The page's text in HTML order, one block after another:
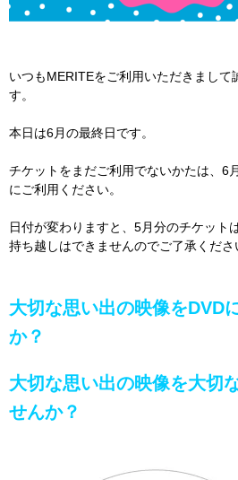
いつもMERITEをご利用いただきまして
す。
本日は6月の最終日です。
チケットをまだご利用でないかたは、6
にご利用ください。
日付が変わりますと、5月分のチケット
持ち越しはできませんのでご了承くださ
大切な思い出の映像をDVD
か？
大切な思い出の映像を大切
せんか？